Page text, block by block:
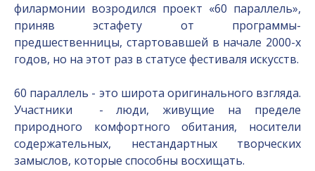
филармонии возродился проект «60 параллель»,
приняв эстафету от программы-
предшественницы, стартовавшей в начале 2000-х
годов, но на этот раз в статусе фестиваля искусств.
60 параллель - это широта оригинального взгляда.
Участники - люди, живущие на пределе
природного комфортного обитания, носители
содержательных, нестандартных творческих
замыслов, которые способны восхищать.